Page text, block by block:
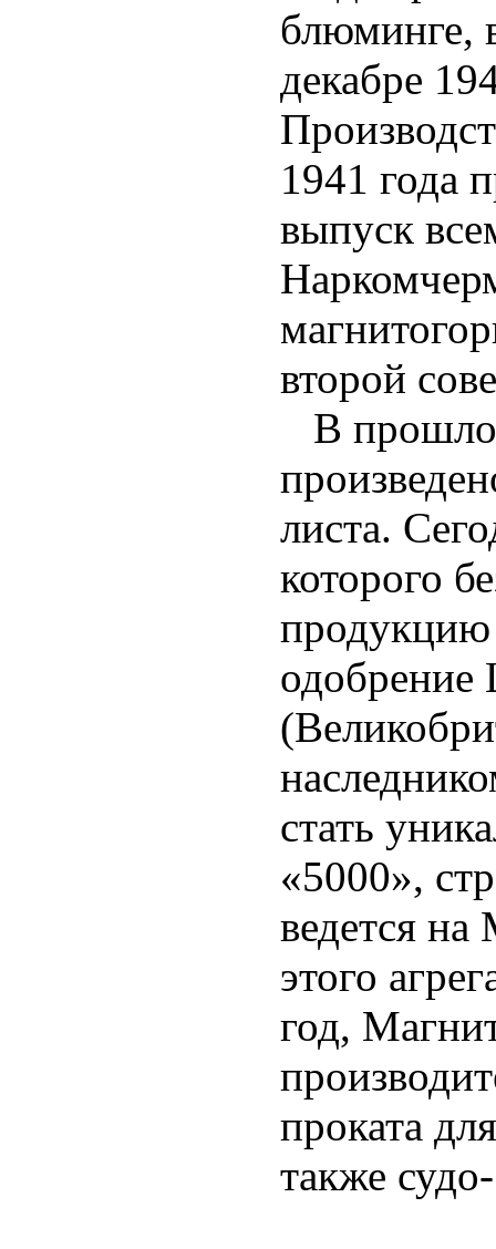
блюминге,
декабре
1941 года
выпуск
второй
В
листа.
которого
продукцию
одобрение
стать
«5000»,
ведется
этого
год,
проката
также